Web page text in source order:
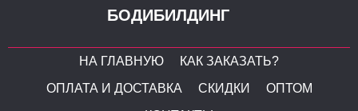
БОДИБИЛДИНГ
НА ГЛАВНУЮ
КАК ЗАКАЗАТЬ?
ОПЛАТА И ДОСТАВКА
СКИДКИ
ОПТОМ